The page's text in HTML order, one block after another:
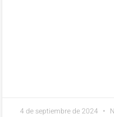
4 de septiembre de 2024